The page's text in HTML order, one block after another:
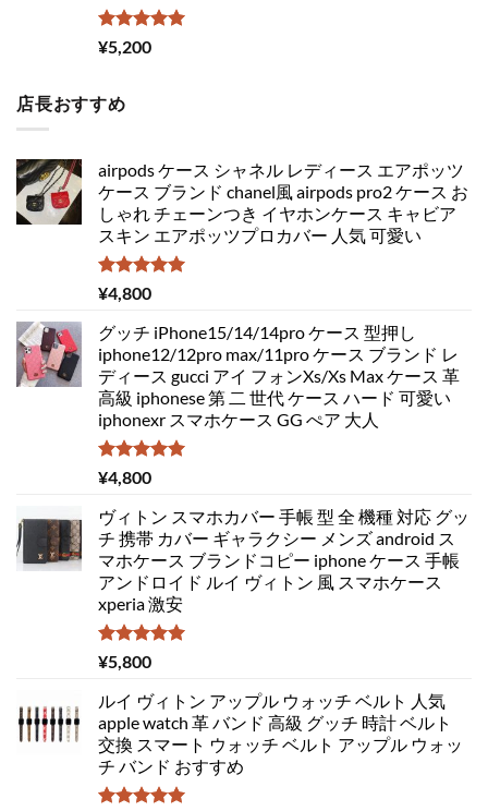
5段階中
5.00
¥5,200
店長おすすめ
airpods ケース シャネル レディース エアポッツ
ケース ブランド chanel風 airpods pro2 ケース お
しゃれ チェーンつき イヤホンケース キャビア
スキン エアポッツプロカバー 人気 可愛い
5段階中
5.00
¥4,800
グッチ iPhone15/14/14pro ケース 型押し
iphone12/12pro max/11pro ケース ブランド レ
ディース gucci アイ フォンXs/Xs Max ケース 革
高級 iphonese 第 二 世代 ケース ハード 可愛い
iphonexr スマホケース GG ぺア 大人
5段階中
5.00
¥4,800
ヴィトン スマホカバー 手帳 型 全 機種 対応 グッ
チ 携帯 カバー ギャラクシー メンズ android ス
マホケース ブランドコピー iphone ケース 手帳
アンドロイド ルイ ヴィトン 風 スマホケース
xperia 激安
5段階中
5.00
¥5,800
ルイ ヴィトン アップル ウォッチ ベルト 人気
apple watch 革 バンド 高級 グッチ 時計 ベルト
交換 スマート ウォッチ ベルト アップル ウォッ
チ バンド おすすめ